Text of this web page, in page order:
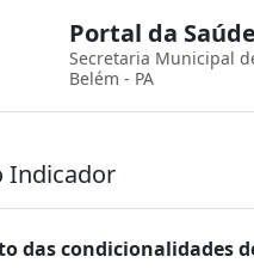
Portal da Saúde
Secretaria Municipal
Belém - PA
Indicador
das condicionalidades